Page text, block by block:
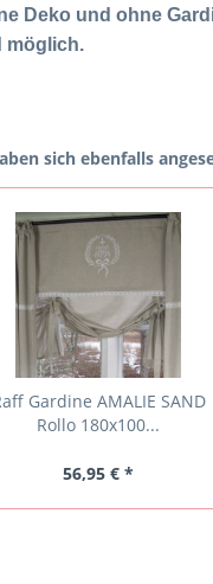
Deko und ohne
möglich.
sich ebenfalls
Gardine AMALIE SAND
Rollo 180x100...
56,95 € *